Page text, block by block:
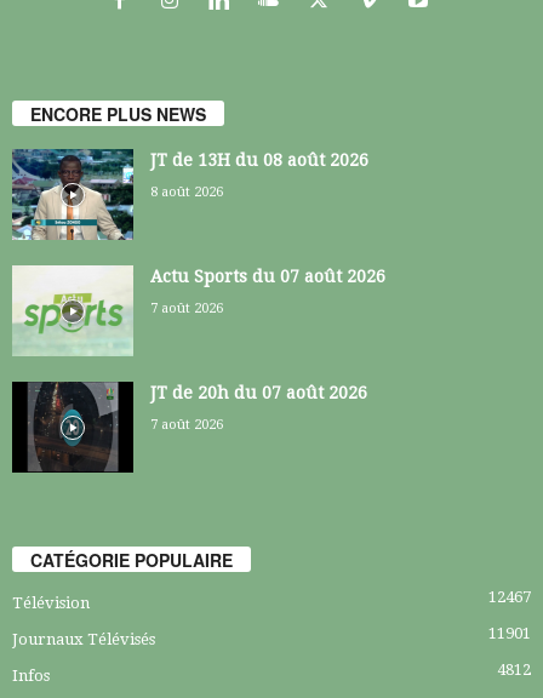
ENCORE PLUS NEWS
JT de 13H du 08 août 2026
8 août 2026
Actu Sports du 07 août 2026
7 août 2026
JT de 20h du 07 août 2026
7 août 2026
CATÉGORIE POPULAIRE
Télévision 12467
Journaux Télévisés 11901
Infos
4812